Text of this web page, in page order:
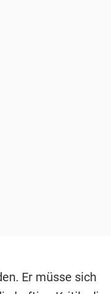
Er müsse sich